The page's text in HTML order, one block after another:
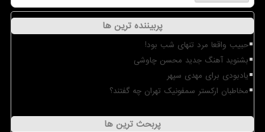
پربیننده ترین ها
حبیب واقعا مرد تنهای شب بود!
بشنوید آهنگ جدید محسن چاوشی
یادبودی برای مهدی سپهر
مخاطبان ارکستر سمفونیک تهران چه گفتند؟
پربحث ترین ها